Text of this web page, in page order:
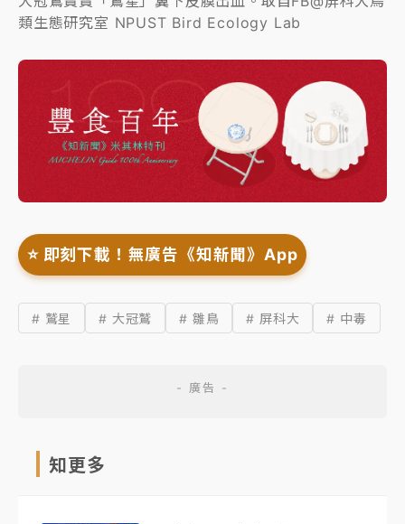
類生態研究室 NPUST Bird Ecology Lab
⭐️ 即刻下載！無廣告《知新聞》App
# 鷲星 # 大冠鷲 # 雛鳥 # 屏科大 # 中毒
知更多